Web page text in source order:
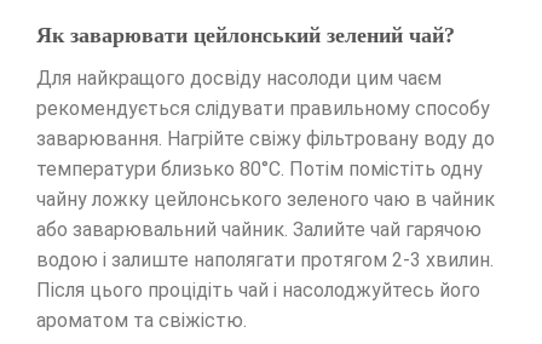
Як заварювати цейлонський зелений чай?
Для найкращого досвіду насолоди цим чаєм
рекомендується слідувати правильному способу
заварювання. Нагрійте свіжу фільтровану воду до
температури близько 80°C. Потім помістіть одну
чайну ложку цейлонського зеленого чаю в чайник
або заварювальний чайник. Залийте чай гарячою
водою і залиште наполягати протягом 2-3 хвилин.
Після цього процідіть чай і насолоджуйтесь його
ароматом та свіжістю.